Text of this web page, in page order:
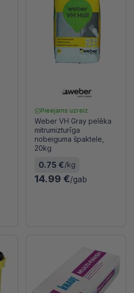
Pieejams uzreiz
Weber VH Gray pelēka
mitrumizturīga
nobeiguma špaktele,
20kg
0.75 €/kg
14.99 €/gab